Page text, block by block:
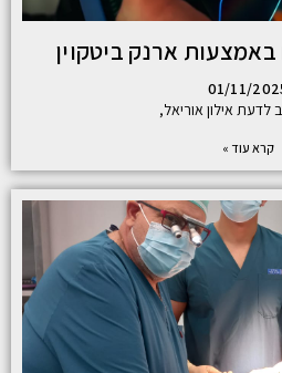
באמצעות ארנק ביטקוין
01/11/
אילון אוריאל,
קרא עוד »